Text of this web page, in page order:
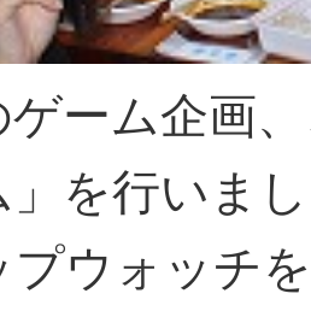
ゲーム企画
」を行いま
プウォッチ